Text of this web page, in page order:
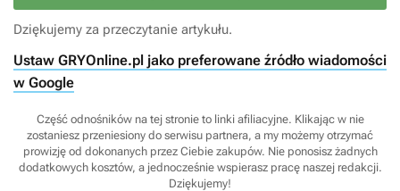
Dziękujemy za przeczytanie artykułu.
Ustaw GRYOnline.pl jako preferowane źródło wiadomości
w Google
Część odnośników na tej stronie to linki afiliacyjne. Klikając w nie
zostaniesz przeniesiony do serwisu partnera, a my możemy otrzymać
prowizję od dokonanych przez Ciebie zakupów. Nie ponosisz żadnych
dodatkowych kosztów, a jednocześnie wspierasz pracę naszej redakcji.
Dziękujemy!